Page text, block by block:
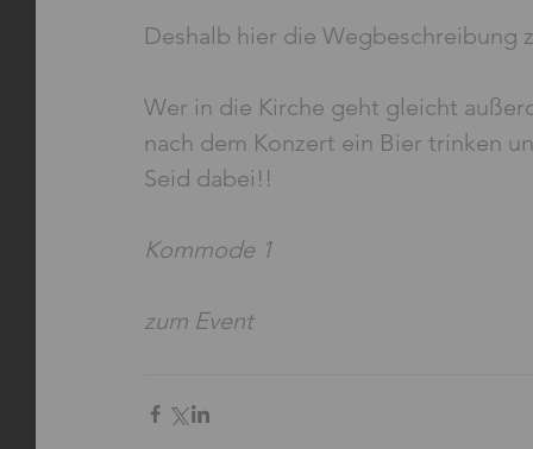
Deshalb hier die Wegbeschreibung
Wer in die Kirche geht gleicht
nach dem Konzert ein Bier trinken
Seid dabei!!
Kommode 1
zum Event